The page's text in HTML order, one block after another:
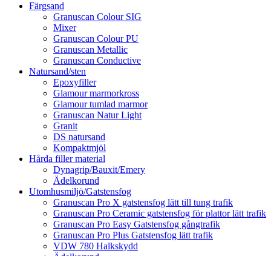
Färgsand
Granuscan Colour SIG
Mixer
Granuscan Colour PU
Granuscan Metallic
Granuscan Conductive
Natursand/sten
Epoxyfiller
Glamour marmorkross
Glamour tumlad marmor
Granuscan Natur Light
Granit
DS natursand
Kompaktmjöl
Hårda filler material
Dynagrip/Bauxit/Emery
Ädelkorund
Utomhusmiljö/Gatstensfog
Granuscan Pro X gatstensfog lätt till tung trafik
Granuscan Pro Ceramic gatstensfog för plattor lätt trafik
Granuscan Pro Easy Gatstensfog gångtrafik
Granuscan Pro Plus Gatstensfog lätt trafik
VDW 780 Halkskydd